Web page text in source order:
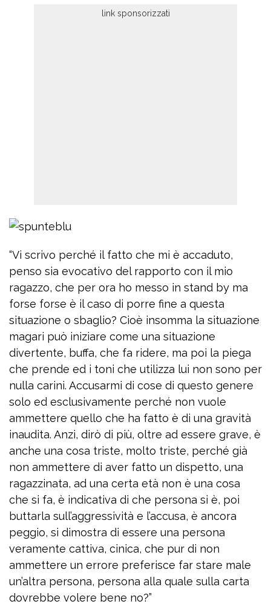
“Vi scrivo perché il fatto che mi è accaduto,
penso sia evocativo del rapporto con il mio
ragazzo, che per ora ho messo in stand by ma
forse forse è il caso di porre fine a questa
situazione o sbaglio? Cioè insomma la situazione
magari può iniziare come una situazione
divertente, buffa, che fa ridere, ma poi la piega
che prende ed i toni che utilizza lui non sono per
nulla carini. Accusarmi di cose di questo genere
solo ed esclusivamente perché non vuole
ammettere quello che ha fatto è di una gravità
inaudita. Anzi, dirò di più, oltre ad essere grave, è
anche una cosa triste, molto triste, perché già
non ammettere di aver fatto un dispetto, una
ragazzinata, ad una certa età non è una cosa
che si fa, è indicativa di che persona si è, poi
buttarla sull’aggressività e l’accusa, è ancora
peggio, si dimostra di essere una persona
veramente cattiva, cinica, che pur di non
ammettere un errore preferisce far stare male
un’altra persona, persona alla quale sulla carta
dovrebbe volere bene no?”